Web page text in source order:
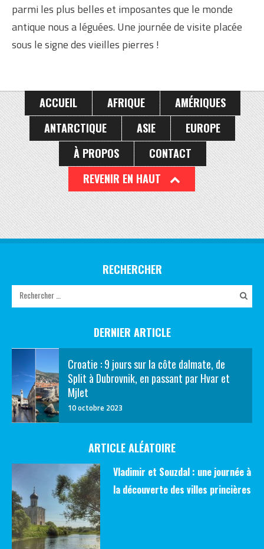
parmi les plus belles et imposantes que le monde
antique nous a léguées. Une journée de visite placée
sous le signe des vieilles pierres !
ACCUEIL AFRIQUE
AMÉRIQUES
ANTARCTIQUE
ASIE
EUROPE
À PROPOS
CONTACT
REVENIR EN HAUT
RECHERCHER
DERNIER ARTICLE
Croatie : 9 jours sur la côte dalmate, de
Split à Dubrovnik, en passant par Hvar et
Mjlet
10 octobre 2023
ARTICLE ALÉATOIRE
Vladimir et Souzdal : une journée à
la découverte des villes princières